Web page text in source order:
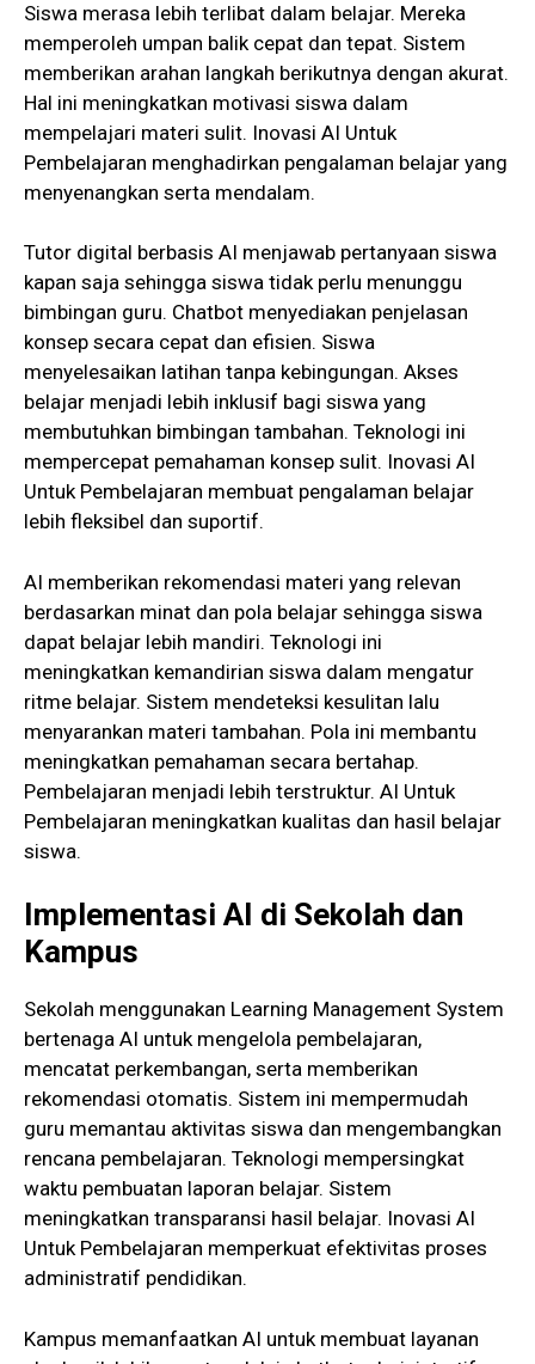
Siswa merasa lebih terlibat dalam belajar. Mereka
memperoleh umpan balik cepat dan tepat. Sistem
memberikan arahan langkah berikutnya dengan akurat.
Hal ini meningkatkan motivasi siswa dalam
mempelajari materi sulit. Inovasi AI Untuk
Pembelajaran menghadirkan pengalaman belajar yang
menyenangkan serta mendalam.
Tutor digital berbasis AI menjawab pertanyaan siswa
kapan saja sehingga siswa tidak perlu menunggu
bimbingan guru. Chatbot menyediakan penjelasan
konsep secara cepat dan efisien. Siswa
menyelesaikan latihan tanpa kebingungan. Akses
belajar menjadi lebih inklusif bagi siswa yang
membutuhkan bimbingan tambahan. Teknologi ini
mempercepat pemahaman konsep sulit. Inovasi AI
Untuk Pembelajaran membuat pengalaman belajar
lebih fleksibel dan suportif.
AI memberikan rekomendasi materi yang relevan
berdasarkan minat dan pola belajar sehingga siswa
dapat belajar lebih mandiri. Teknologi ini
meningkatkan kemandirian siswa dalam mengatur
ritme belajar. Sistem mendeteksi kesulitan lalu
menyarankan materi tambahan. Pola ini membantu
meningkatkan pemahaman secara bertahap.
Pembelajaran menjadi lebih terstruktur. AI Untuk
Pembelajaran meningkatkan kualitas dan hasil belajar
siswa.
Implementasi AI di Sekolah dan
Kampus
Sekolah menggunakan Learning Management System
bertenaga AI untuk mengelola pembelajaran,
mencatat perkembangan, serta memberikan
rekomendasi otomatis. Sistem ini mempermudah
guru memantau aktivitas siswa dan mengembangkan
rencana pembelajaran. Teknologi mempersingkat
waktu pembuatan laporan belajar. Sistem
meningkatkan transparansi hasil belajar. Inovasi AI
Untuk Pembelajaran memperkuat efektivitas proses
administratif pendidikan.
Kampus memanfaatkan AI untuk membuat layanan